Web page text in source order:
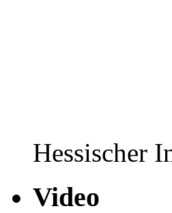
Hessischer
Video